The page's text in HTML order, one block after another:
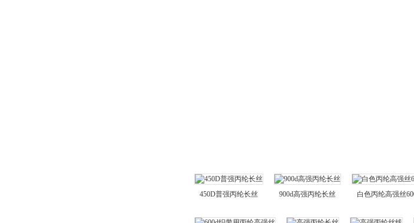
450D普强丙纶长丝 900d高强丙纶长丝 白色丙纶高强丝